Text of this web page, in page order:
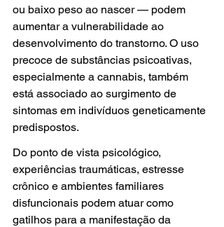
ou baixo peso ao nascer — podem
aumentar a vulnerabilidade ao
desenvolvimento do transtorno. O uso
precoce de substâncias psicoativas,
especialmente a cannabis, também
está associado ao surgimento de
sintomas em indivíduos geneticamente
predispostos.
Do ponto de vista psicológico,
experiências traumáticas, estresse
crônico e ambientes familiares
disfuncionais podem atuar como
gatilhos para a manifestação da